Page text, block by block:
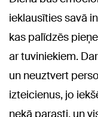
ieklausīties savā
kas palīdzēs
ar tuviniekiem.
un neuztvert
izteicienus, jo
nekā parasti, un